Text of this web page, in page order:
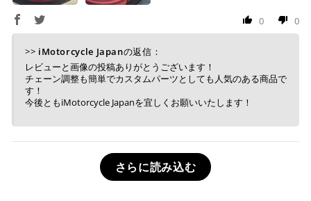
0 0
>> iMotorcycle Japanの返信：
レビューと画像の投稿ありがとうございます！
チェーン調整も簡単でカスタムパーツとしても人気のある商品で
す！
今後ともiMotorcycle Japanを宜しくお願いいたします！
さらに読み込む